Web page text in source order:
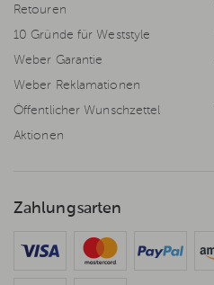
Retouren
10 Gründe für Weststyle
Weber Garantie
Weber Reklamationen
Öffentlicher Wunschzettel
Aktionen
Zahlungsarten